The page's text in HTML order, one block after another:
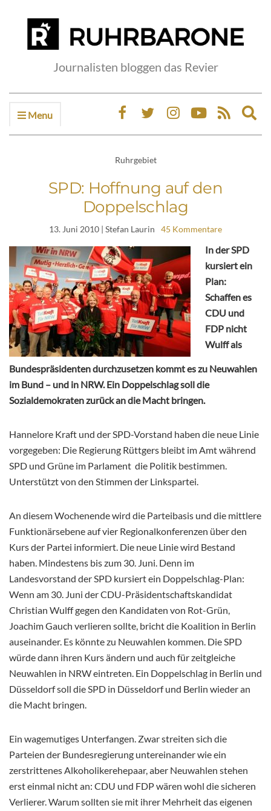
Journalisten bloggen das Revier
Menu
Ruhrgebiet
SPD: Hoffnung auf den
Doppelschlag
13. Juni 2010 | Stefan Laurin 45 Kommentare
In der SPD
kursiert ein
Plan:
Schaffen es
CDU und
FDP nicht
Wulff als
Bundespräsidenten durchzusetzen kommt es zu Neuwahlen
im Bund – und in NRW. Ein Doppelschlag soll die
Sozialdemokraten zurück an die Macht bringen.
Hannelore Kraft und der SPD-Vorstand haben die neue Linie
vorgegeben: Die Regierung Rüttgers bleibt im Amt während
SPD und Grüne im Parlament die Politik bestimmen.
Unterstützt von den Stimmen der Linkspartei.
An diesem Wochenende wird die Parteibasis und die mittlere
Funktionärsebene auf vier Regionalkonferenzen über den
Kurs der Partei informiert. Die neue Linie wird Bestand
haben. Mindestens bis zum 30. Juni. Denn im
Landesvorstand der SPD kursiert ein Doppelschlag-Plan:
Wenn am 30. Juni der CDU-Präsidentschaftskandidat
Christian Wulff gegen den Kandidaten von Rot-Grün,
Joachim Gauch verlieren sollte, bricht die Koalition in Berlin
auseinander. Es könnte zu Neuwahlen kommen. Die SPD
würde dann ihren Kurs ändern und auch für zeitgleiche
Neuwahlen in NRW eintreten. Ein Doppelschlag in Berlin und
Düsseldorf soll die SPD in Düsseldorf und Berlin wieder an
die Macht bringen.
Ein wagemutiges Unterfangen. Zwar streiten sich die
Parteien der Bundesregierung untereinander wie ein
zerstrittenes Alkoholikerehepaar, aber Neuwahlen stehen
erst einmal nicht an: CDU und FDP wären wohl die sicheren
Verlierer. Warum sollten sie mit ihrer Mehrheit das eigenen